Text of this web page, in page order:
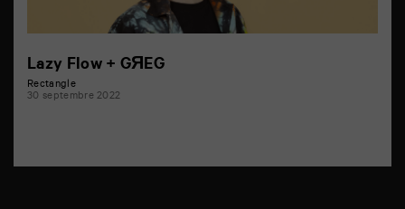
Lazy Flow + GЯEG
Rectangle
30 septembre 2022